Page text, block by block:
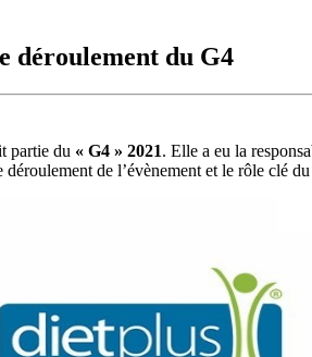
déroulement du G4
partie du « G4 » 2021. Elle a eu la
de l’évènement et le rôle clé